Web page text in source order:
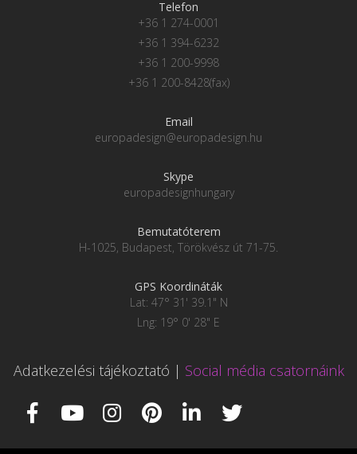
Telefon
+36 1 274-0001
+36 1 394-6232
+36 1 200-9998
+36 1 200-8428(fax)
Email
europadesign@europadesign.hu
Skype
europadesignhungary
Bemutatóterem
H-1025, Budapest, Törökvész út 71-75.
GPS Koordináták
Lat: 47° 31' 39.1" N
Lng: 19° 0' 28" E
Adatkezelési tájékoztató | Social média csatornáink